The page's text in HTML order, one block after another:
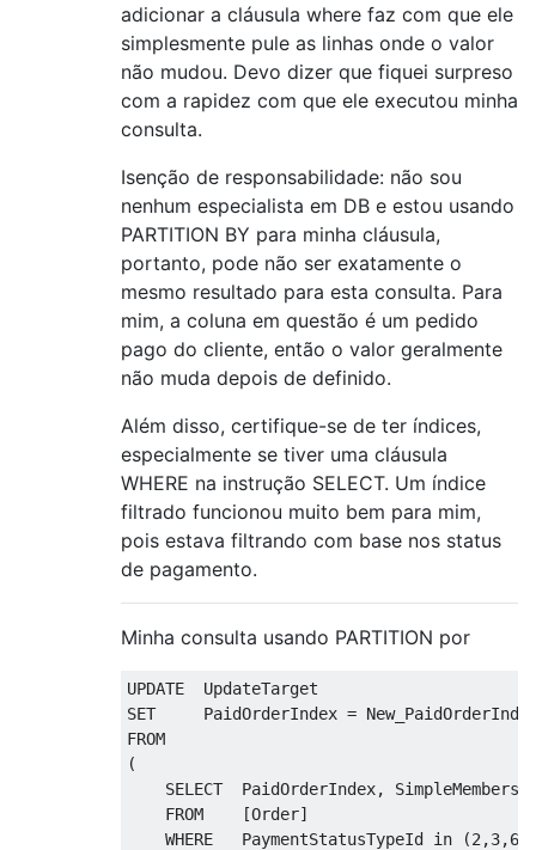
adicionar a cláusula where faz com que ele
simplesmente pule as linhas onde o valor
não mudou. Devo dizer que fiquei surpreso
com a rapidez com que ele executou minha
consulta.
Isenção de responsabilidade: não sou
nenhum especialista em DB e estou usando
PARTITION BY para minha cláusula,
portanto, pode não ser exatamente o
mesmo resultado para esta consulta. Para
mim, a coluna em questão é um pedido
pago do cliente, então o valor geralmente
não muda depois de definido.
Além disso, certifique-se de ter índices,
especialmente se tiver uma cláusula
WHERE na instrução SELECT. Um índice
filtrado funcionou muito bem para mim,
pois estava filtrando com base nos status
de pagamento.
Minha consulta usando PARTITION por
UPDATE
SET
     PaidOrderIndex
=
FROM
(
SELECT
  PaidOrderIndex
,
FROM
[Order]
WHERE
   PaymentStatusTypeId
in (2 ,3,6